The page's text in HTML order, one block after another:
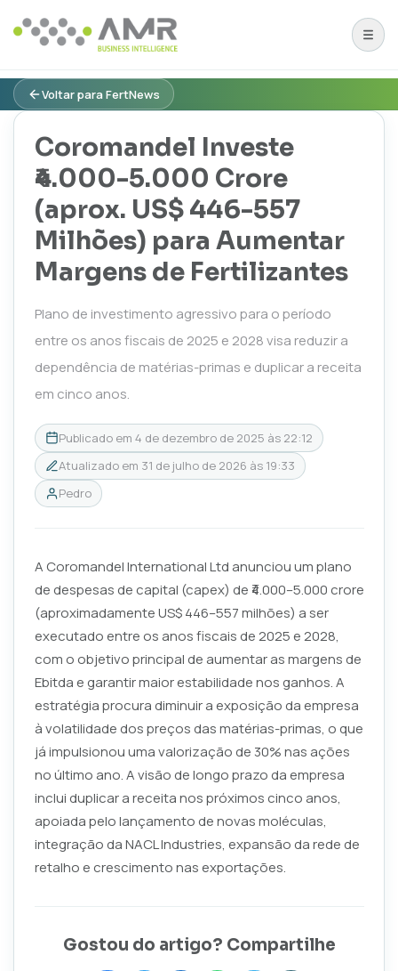
Voltar para FertNews
Coromandel Investe
₹4.000-5.000 Crore
(aprox. US$ 446-557
Milhões) para Aumentar
Margens de Fertilizantes
Plano de investimento agressivo para o período
entre os anos fiscais de 2025 e 2028 visa reduzir a
dependência de matérias-primas e duplicar a receita
em cinco anos.
Publicado em 4 de dezembro de 2025 às 22:12
Atualizado em 31 de julho de 2026 às 19:33
Pedro
A Coromandel International Ltd anunciou um plano
de despesas de capital (capex) de ₹4.000–5.000 crore
(aproximadamente US$ 446–557 milhões) a ser
executado entre os anos fiscais de 2025 e 2028,
com o objetivo principal de aumentar as margens de
Ebitda e garantir maior estabilidade nos ganhos. A
estratégia procura diminuir a exposição da empresa
à volatilidade dos preços das matérias-primas, o que
já impulsionou uma valorização de 30% nas ações
no último ano. A visão de longo prazo da empresa
inclui duplicar a receita nos próximos cinco anos,
apoiada pelo lançamento de novas moléculas,
integração da NACL Industries, expansão da rede de
retalho e crescimento nas exportações.
Gostou do artigo? Compartilhe